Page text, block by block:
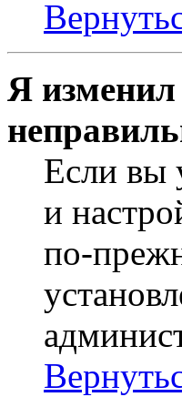
Я изменил
Если вы
и
по-